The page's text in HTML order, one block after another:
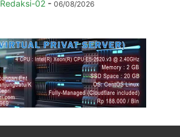
Redaksi-02 - 06/08/2026